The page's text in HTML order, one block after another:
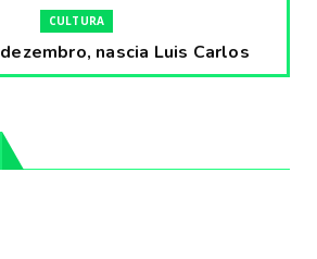
CULTURA
nascia Luis Carlos
o Cavaleiro ...
Temática Gauchesca - parte